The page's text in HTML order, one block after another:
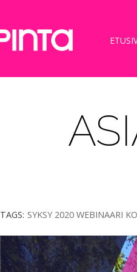
TAGS SYKSY 2020 WEBINAARI